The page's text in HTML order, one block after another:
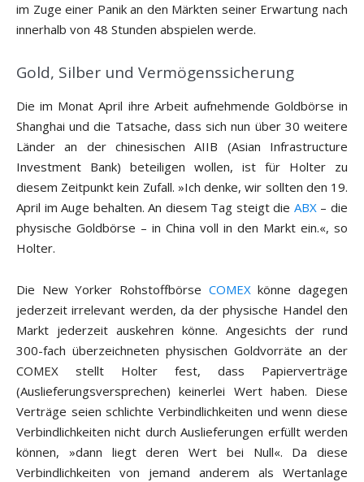
im Zuge einer Panik an den Märkten seiner Erwartung nach
innerhalb von 48 Stunden abspielen werde.
Gold, Silber und Vermögenssicherung
Die im Monat April ihre Arbeit aufnehmende Goldbörse in
Shanghai und die Tatsache, dass sich nun über 30 weitere
Länder an der chinesischen AIIB (Asian Infrastructure
Investment Bank) beteiligen wollen, ist für Holter zu
diesem Zeitpunkt kein Zufall. »Ich denke, wir sollten den 19.
April im Auge behalten. An diesem Tag steigt die ABX– die
physische Goldbörse – in China voll in den Markt ein.«, so
Holter.
Die New Yorker Rohstoffbörse COMEXkönne dagegen
jederzeit irrelevant werden, da der physische Handel den
Markt jederzeit auskehren könne. Angesichts der rund
300-fach überzeichneten physischen Goldvorräte an der
COMEX stellt Holter fest, dass Papierverträge
(Auslieferungsversprechen) keinerlei Wert haben. Diese
Verträge seien schlichte Verbindlichkeiten und wenn diese
Verbindlichkeiten nicht durch Auslieferungen erfüllt werden
können, »dann liegt deren Wert bei Null«. Da diese
Verbindlichkeiten von jemand anderem als Wertanlage